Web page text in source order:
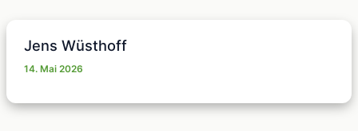
Jens Wüsthoff
14. Mai 2026